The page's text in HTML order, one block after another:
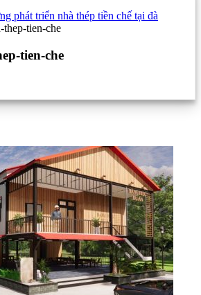
phát triển nhà thép tiền chế tại đà
tien-che
tien-che